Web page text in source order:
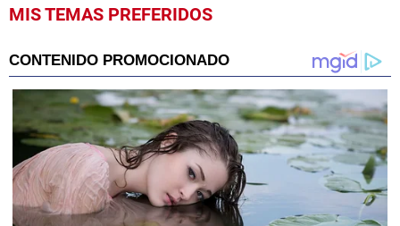
MIS TEMAS PREFERIDOS